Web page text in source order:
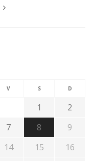
V S D
1
2
7 8
9
14 15
16